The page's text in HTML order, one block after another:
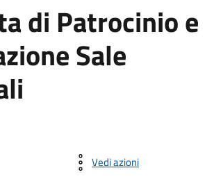
di Patrocinio e
Sale
Vedi azioni